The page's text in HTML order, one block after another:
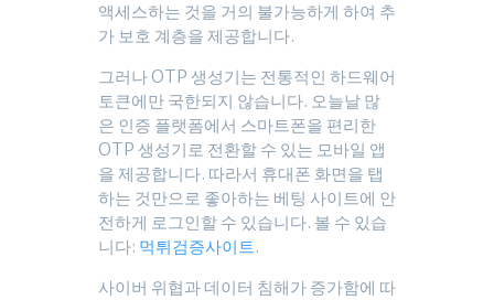
액세스하는 것을 거의 불가능하게 하여 추
가 보호 계층을 제공합니다.
그러나 OTP 생성기는 전통적인 하드웨어
토큰에만 국한되지 않습니다. 오늘날 많
은 인증 플랫폼에서 스마트폰을 편리한
OTP 생성기로 전환할 수 있는 모바일 앱
을 제공합니다. 따라서 휴대폰 화면을 탭
하는 것만으로 좋아하는 베팅 사이트에 안
전하게 로그인할 수 있습니다. 볼 수 있습
니다: 먹튀검증사이트.
사이버 위협과 데이터 침해가 증가함에 따